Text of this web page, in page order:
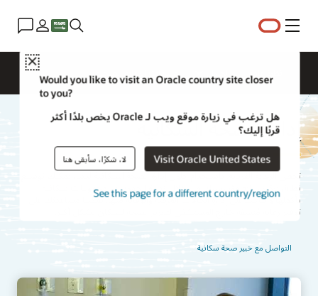
القائمة
Close
Would you like to visit an Oracle country site closer
to you?
هل ترغب في زيارة موقع ويب لـ Oracle يخص بلدًا أكثر
قربًا إليك؟
Visit Oracle United States لا، شكرًا، سأبقى هنا
See this page for a different country/region
إدارة الصحة السكانية
تخطي الرعاية الفردية. باستخدام حلول إدارة الصحة السكانية لدينا، يمكنك توسيع
نطاق تركيز رعاية مؤسستك من خلال زيادة الجهود عبر مجموعات سكانية
بأكملها والتأكيد على إدارة الحالات المُزمنة والوقاية منها. يمكننا مساعدتك على
توفير رعاية مُنسقة خارج المستشفى لتعزيز الصحة للسكان بشكل أكبر.
التواصل مع خبير صحة سكانية